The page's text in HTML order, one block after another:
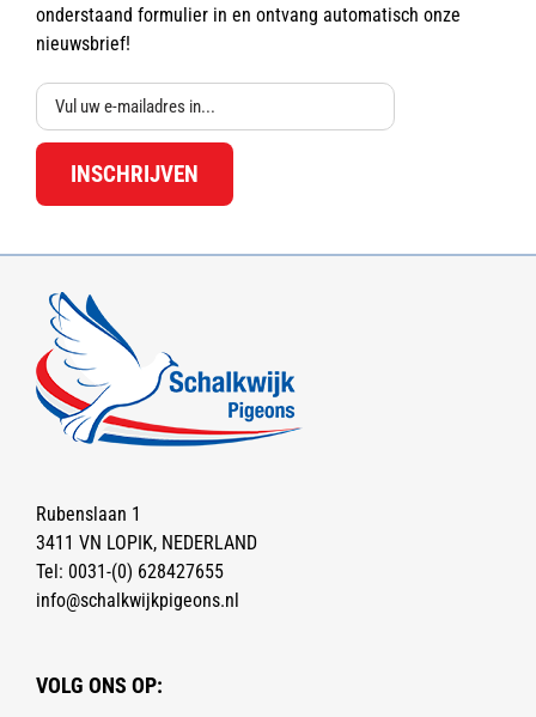
onderstaand formulier in en ontvang automatisch onze
nieuwsbrief!
Rubenslaan 1
3411 VN LOPIK, NEDERLAND
Tel: 0031-(0) 628427655
info@schalkwijkpigeons.nl
VOLG ONS OP: